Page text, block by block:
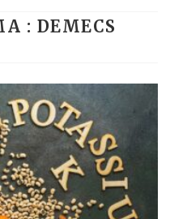
: DEMECS